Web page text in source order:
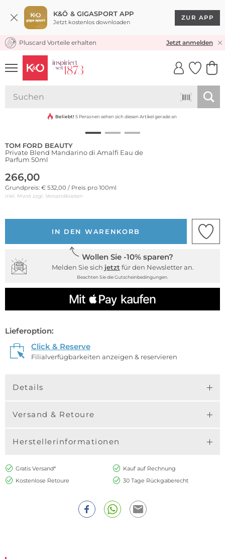
K&Ö & GIGASPORT APP
Jetzt kostenlos downloaden
ZUR APP
KOSTENLOSER VERSAND* & RÜCKVERSAND
Pluscard Vorteile erhalten Jetzt anmelden
UNSERE APP
CLICK &
Beliebt! 5 Personen sehen sich diesen Artikel gerade an
TOM FORD BEAUTY
Private Blend Mandarino di Amalfi Eau de
Parfum 50ml
266,00
Grundpreis: € 532,00 / Preis pro 100ml
inkl. Mwst zzgl. Versandkosten
IN DEN WARENKORB
Wollen Sie -10% sparen?
Melden Sie sich jetzt für den Newsletter an.
Beachten Sie die Gutscheinbedingungen.
Lieferoption:
Click & Reserve
Filialverfügbarkeiten anzeigen & reservieren
Details
Versand & Retoure
Herstellerinformationen
Gratis Versand*
Kauf auf Rechnung
Kostenlose Retoure
30 Tage Rückgaberecht